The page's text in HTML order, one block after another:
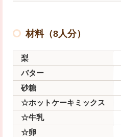
材料（8人分）
梨
バター
砂糖
☆ホットケーキミックス
☆牛乳
☆卵